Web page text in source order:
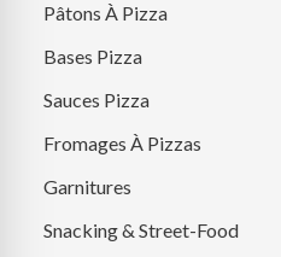
Pâtons À Pizza
Bases Pizza
Sauces Pizza
Fromages À Pizzas
Garnitures
Snacking & Street-Food